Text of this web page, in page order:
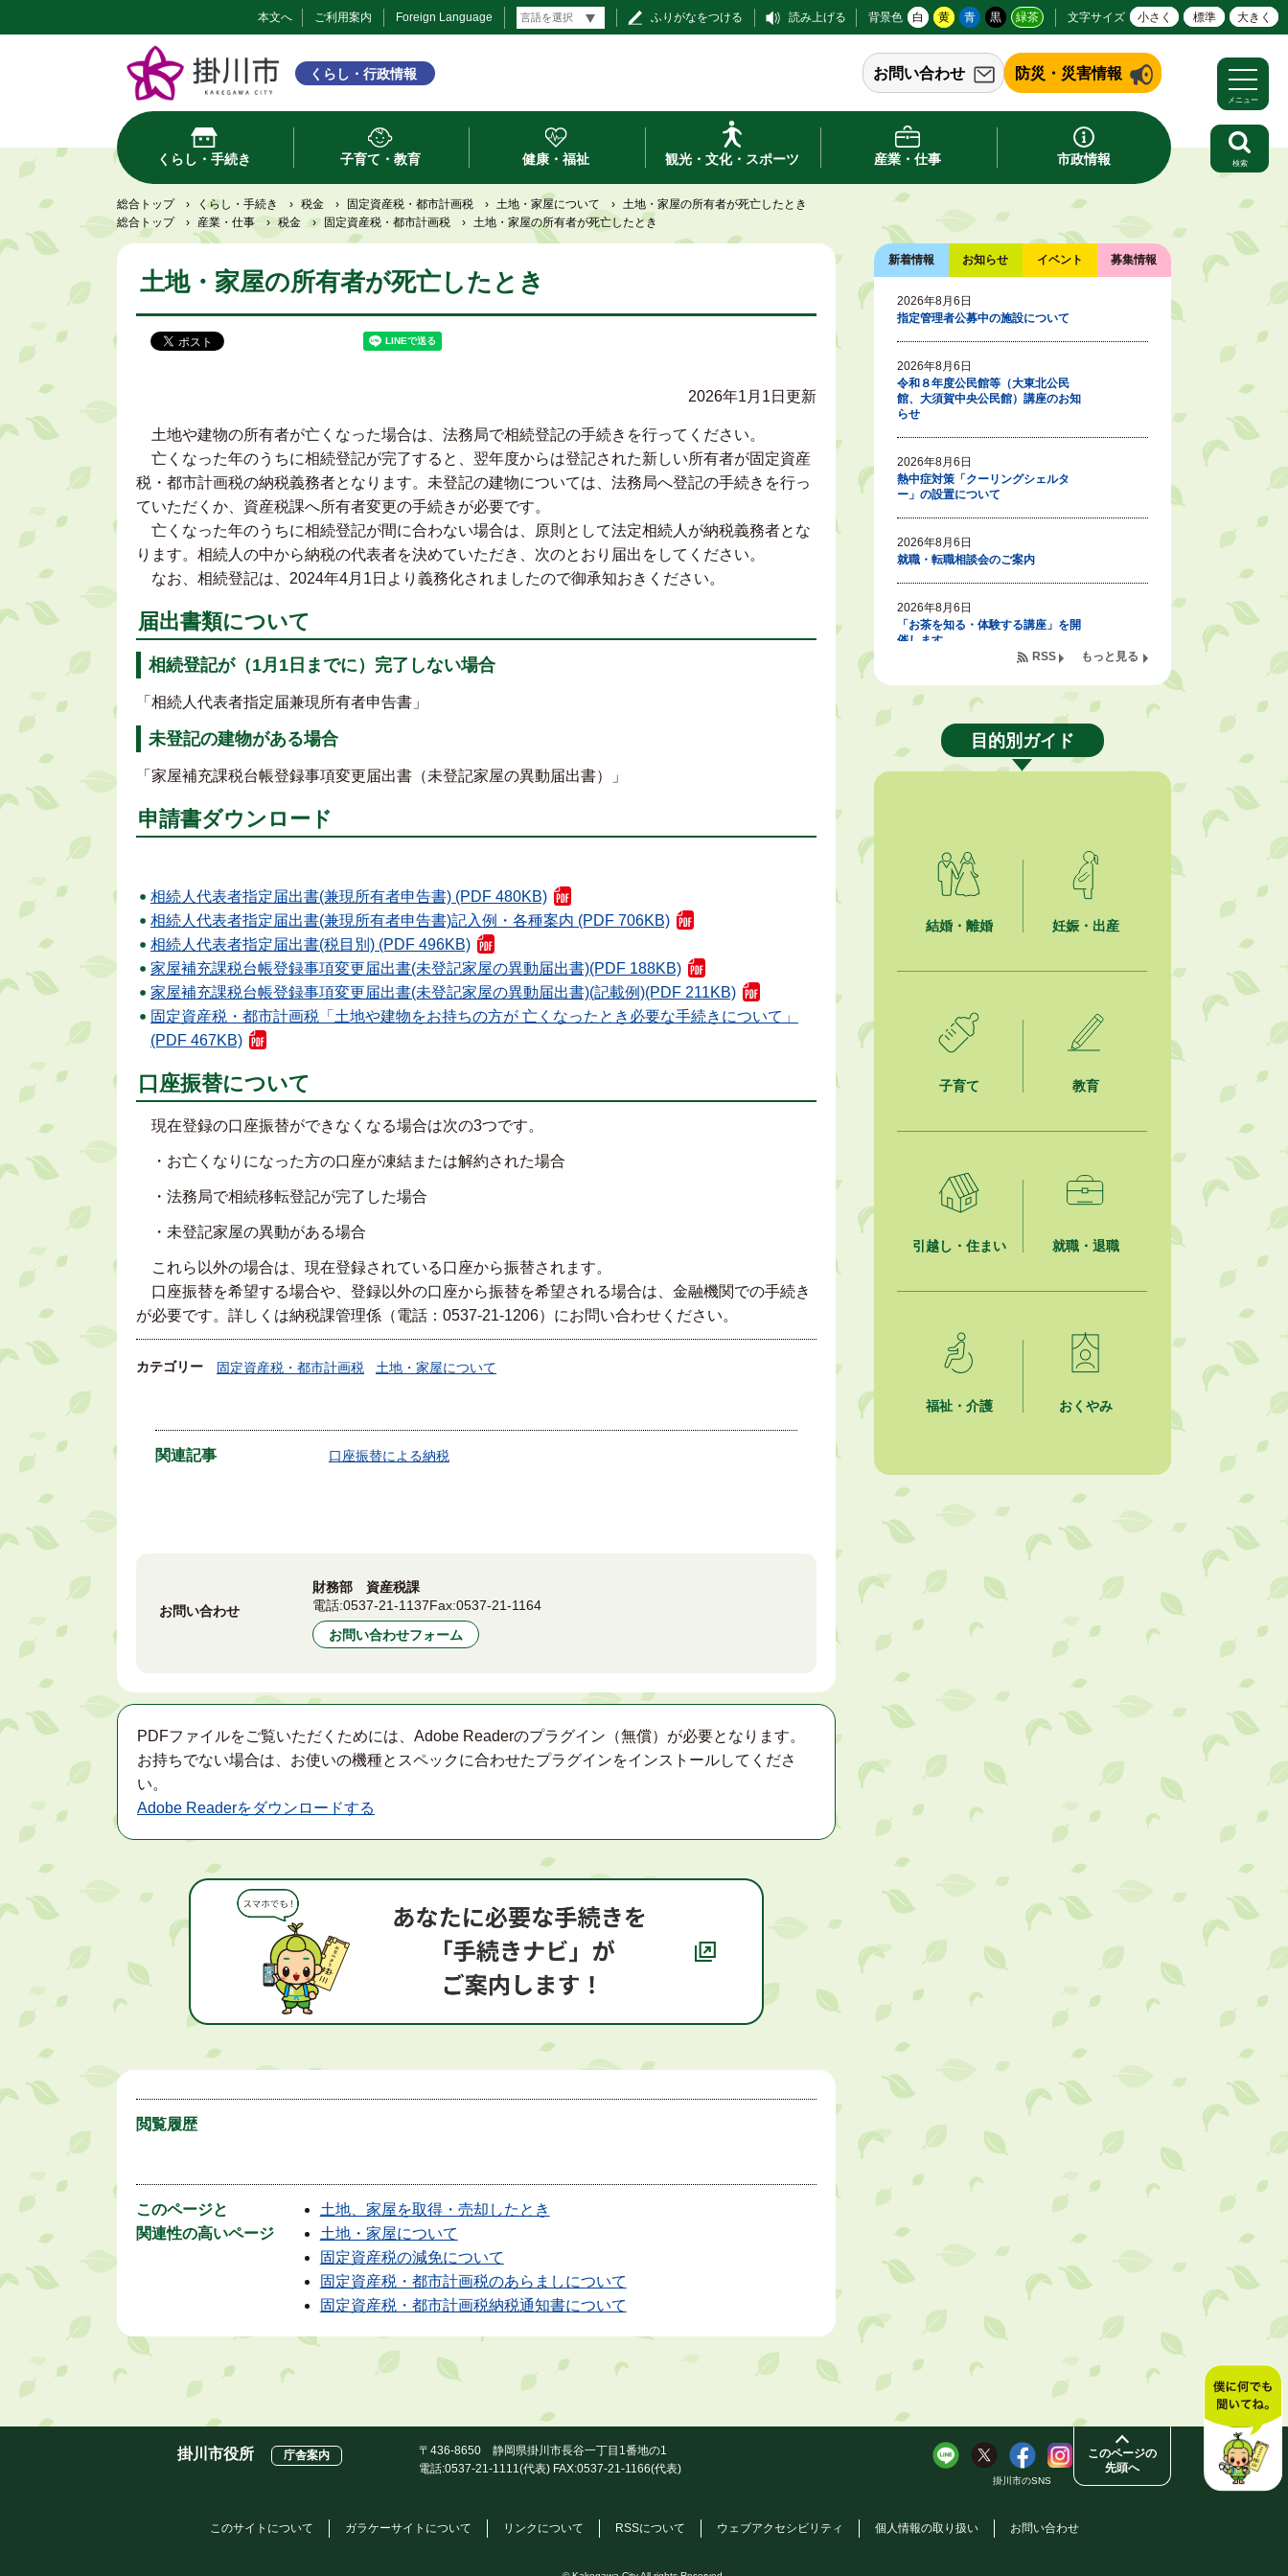
本文へ ご利用案内 Foreign Language ふりがなをつける 読み上げる 背景色 白 黄 青 黒 緑茶 文字サイズ 小さく 標準 大きく
くらし・行政情報 お問い合わせ 防災・災害情報
くらし・手続き 子育て・教育 健康・福祉 観光・文化・スポーツ 産業・仕事 市政情報
メニュー
検索
総合トップ › くらし・手続き › 税金 › 固定資産税・都市計画税 › 土地・家屋について › 土地・家屋の所有者が死亡したとき
総合トップ
› 産業・仕事 › 税金 › 固定資産税・都市計画税 › 土地・家屋の所有者が死亡したとき
土地・家屋の所有者が死亡したとき
2026年1月1日更新
土地や建物の所有者が亡くなった場合は、法務局で相続登記の手続きを行ってください。
亡くなった年のうちに相続登記が完了すると、翌年度からは登記された新しい所有者が固定資産
税・都市計画税の納税義務者となります。未登記の建物については、法務局へ登記の手続きを行っ
ていただくか、資産税課へ所有者変更の手続きが必要です。
亡くなった年のうちに相続登記が間に合わない場合は、原則として法定相続人が納税義務者とな
ります。相続人の中から納税の代表者を決めていただき、次のとおり届出をしてください。
なお、相続登記は、2024年4月1日より義務化されましたので御承知おきください。
届出書類について
相続登記が（1月1日までに）完了しない場合
「相続人代表者指定届兼現所有者申告書」
未登記の建物がある場合
「家屋補充課税台帳登録事項変更届出書（未登記家屋の異動届出書）」
申請書ダウンロード
相続人代表者指定届出書(兼現所有者申告書) (PDF 480KB)
相続人代表者指定届出書(兼現所有者申告書)記入例・各種案内 (PDF 706KB)
相続人代表者指定届出書(税目別) (PDF 496KB)
家屋補充課税台帳登録事項変更届出書(未登記家屋の異動届出書)(PDF 188KB)
家屋補充課税台帳登録事項変更届出書(未登記家屋の異動届出書)(記載例)(PDF 211KB)
固定資産税・都市計画税「土地や建物をお持ちの方が 亡くなったとき必要な手続きについて」
(PDF 467KB)
口座振替について
現在登録の口座振替ができなくなる場合は次の3つです。
・お亡くなりになった方の口座が凍結または解約された場合
・法務局で相続移転登記が完了した場合
・未登記家屋の異動がある場合
これら以外の場合は、現在登録されている口座から振替されます。
口座振替を希望する場合や、登録以外の口座から振替を希望される場合は、金融機関での手続き
が必要です。詳しくは納税課管理係（電話：0537-21-1206）にお問い合わせください。
カテゴリー 固定資産税・都市計画税 土地・家屋について
関連記事 口座振替による納税
お問い合わせ
財務部 資産税課
電話:0537-21-1137Fax:0537-21-1164
お問い合わせフォーム
PDFファイルをご覧いただくためには、Adobe Readerのプラグイン（無償）が必要となります。
お持ちでない場合は、お使いの機種とスペックに合わせたプラグインをインストールしてくださ
い。
Adobe Readerをダウンロードする
閲覧履歴
このページと
関連性の高いページ
土地、家屋を取得・売却したとき
土地・家屋について
固定資産税の減免について
固定資産税・都市計画税のあらましについて
固定資産税・都市計画税納税通知書について
新着情報 お知らせ イベント 募集情報
2026年8月6日
指定管理者公募中の施設について
2026年8月6日
令和８年度公民館等（大東北公民
館、大須賀中央公民館）講座のお知
らせ
2026年8月6日
熱中症対策「クーリングシェルタ
ー」の設置について
2026年8月6日
就職・転職相談会のご案内
2026年8月6日
「お茶を知る・体験する講座」を開
催します
2026年8月5日
ジュビロ磐田（情報提供・お知ら
2026年8月5日
2026年8月4日
【日本DX大賞2026】ポスターセッ
ション最優秀賞を受賞しました！
2026年8月4日
2026年8月4日
夏季休暇期間 開業医等診療予定
2026年8月3日
「水道カルテ」の公表について
税制）のお願い
【参加者募集】プロ棋士から学ぼ
う！はじめての将棋教室
市民活動カレンダー（リスト形式）
市議会だより 第100号 (令和8年8月
1日発行)を掲載しました
もっと見る
RSS
目的別ガイド
結婚・離婚 妊娠・出産
子育て 教育
引越し・住まい 就職・退職
福祉・介護 おくやみ
このページの
先頭へ
掛川市役所 庁舎案内
〒436-8650 静岡県掛川市長谷一丁目1番地の1
電話:0537-21-1111(代表) FAX:0537-21-1166(代表)
掛川市のSNS
このサイトについて ガラケーサイトについて リンクについて RSSについて ウェブアクセシビリティ 個人情報の取り扱い お問い合わせ